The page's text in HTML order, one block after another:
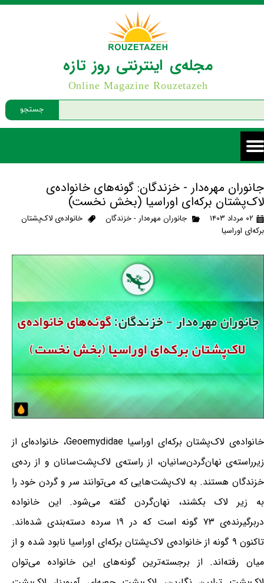
جستجو
مجله‌ی اینترنتی روز تازه
Online Magazine Rouzetazeh
جانوران مهره‌دار - خزندگان: گونه‌های خانواده‌ی
لاک‌پشتان برکه‌ای اوراسیا (بخش نخست)
۰۲ مرداد ۱۴۰۳ جانوران مهره‌دار - خزندگان
خانواده‌ی لاک‌پشتان
برکه‌ای اوراسیا
خانواده‌ی لاک‌پشتان برکه‌ای اوراسیا Geoemydidae، خانواده‌ای از
زیرراسته‌ی نهان‌گردن‌سانیان، از راسته‌ی لاک‌پشت‌سانان و از رده‌ی
خزندگان هستند. به لاک‌پشت‌هایی که می‌توانند سر و گردن خود را
به زیر لاک بکشند، نهان‌گردن گفته می‌شود. این خانواده
دربرگیرنده‌ی ۷۳ گونه است که در ۱۹ سرده دسته‌بندی شده‌اند.
تاکنون ۹ گونه از خانواده‌ی لاک‌پشتان برکه‌ای اوراسیا نابود شده و از
میان رفته‌اند. از برجسته‌ترین گونه‌های این خانواده می‌توان